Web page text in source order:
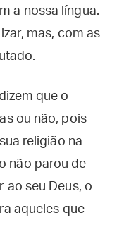
a nossa língua.
mas, com as
que o
ou não, pois
religião na
não parou de
ao seu Deus, o
aqueles que